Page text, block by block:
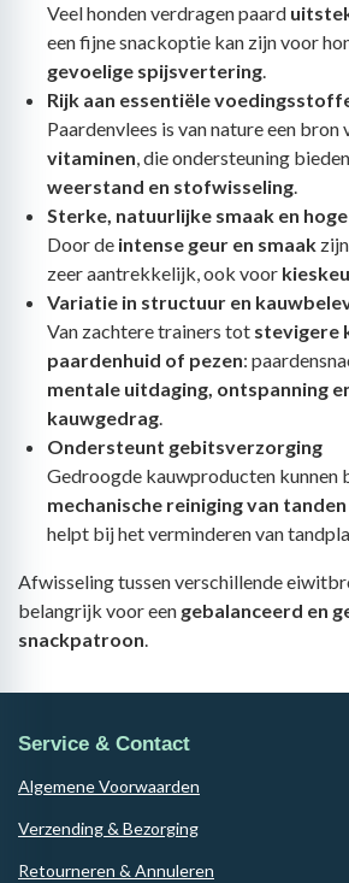
Veel honden verdragen paard
een fijne snackoptie kan zijn voor
gevoelige spijsvertering.
Rijk aan essentiële
Paardenvlees is van nature een bron
vitaminen, die ondersteuning
weerstand en stofwisseling.
Sterke, natuurlijke smaak en
Door de intense geur en smaak
zeer aantrekkelijk, ook voor
Variatie in structuur en
Van zachtere trainers tot stevigere
paardenhuid of pezen:
mentale uitdaging, ontspanning
kauwgedrag.
Ondersteunt gebitsverzorging
Gedroogde kauwproducten kunnen
mechanische reiniging van
helpt bij het verminderen van
Afwisseling tussen verschillende
belangrijk voor een gebalanceerd en
snackpatroon.
Service & Contact
Algemene Voorwaarden
Verzending & Bezorging
Retourneren & Annuleren